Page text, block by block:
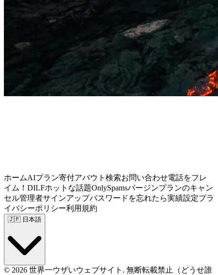
ホームAIプラン寄付アバウト 検索お問い合わせ電話をフレ
イム！ DILFホットな話題OnlySpamsバージンプランのキャン
セル管理者サインアップパスワードを忘れたら実績設定プラ
イバシーポリシー利用規約
🇯🇵 日本語
© 2026 世界一ウザいウェブサイト. 無断転載禁止（どうせ誰